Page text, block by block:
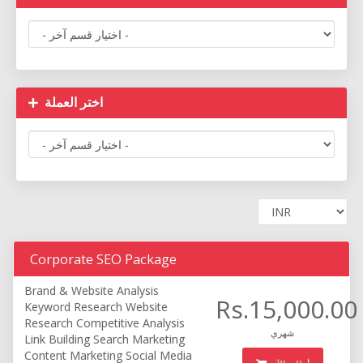
اختر العملة
Corporate SEO Package
Brand & Website Analysis
Keyword Research Website
Research Competitive Analysis
Link Building Search Marketing
Content Marketing Social Media
Rs.15,000.00
شهري